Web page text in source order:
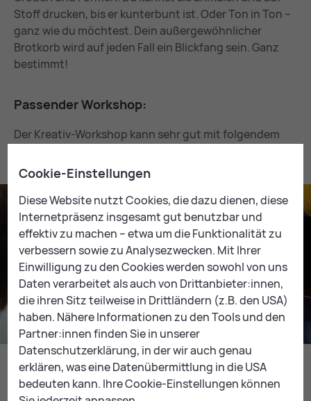
Stoff drucken, bis er kunterbunt ist. Oder Ton in Ton –
ganz wie du möchtest. Dein außergewöhnlicher
Brotkorb wird auf jeden Fall ein Blickfang sein. Ganz
bestimmt!
Pas­sen­der Work­shop:
Der Kreativ-Workshop kann sehr gut mit folgendem
Vom Ge­heim­nis al­ter Tru­hen
MEHR DAZU
Cookie-Einstellungen
Diese Website nutzt Cookies, die dazu dienen, diese
Internetpräsenz insgesamt gut benutzbar und
effektiv zu machen – etwa um die Funktionalität zu
verbessern sowie zu Analysezwecken. Mit Ihrer
Einwilligung zu den Cookies werden sowohl von uns
Daten verarbeitet als auch von Drittanbieter:innen,
die ihren Sitz teilweise in Drittländern (z.B. den USA)
haben. Nähere Informationen zu den Tools und den
Partner:innen finden Sie in unserer
Datenschutzerklärung, in der wir auch genau
erklären, was eine Datenübermittlung in die USA
bedeuten kann. Ihre Cookie-Einstellungen können